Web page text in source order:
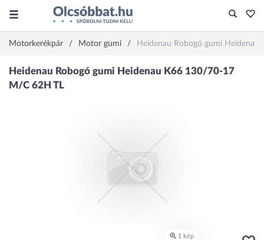
Motorkerékpár Motor gumi Heidenau Robogó gumi